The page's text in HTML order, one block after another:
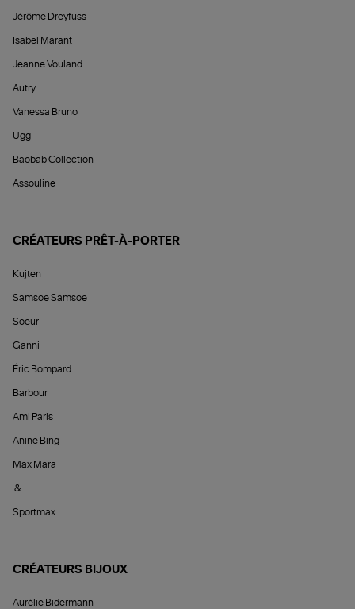
Jérôme Dreyfuss
Isabel Marant
Jeanne Vouland
Autry
Vanessa Bruno
Ugg
Baobab Collection
Assouline
CRÉATEURS PRÊT-À-PORTER
Kujten
Samsoe Samsoe
Soeur
Ganni
Éric Bompard
Barbour
Ami Paris
Anine Bing
Max Mara
&
Sportmax
CRÉATEURS BIJOUX
Aurélie Bidermann